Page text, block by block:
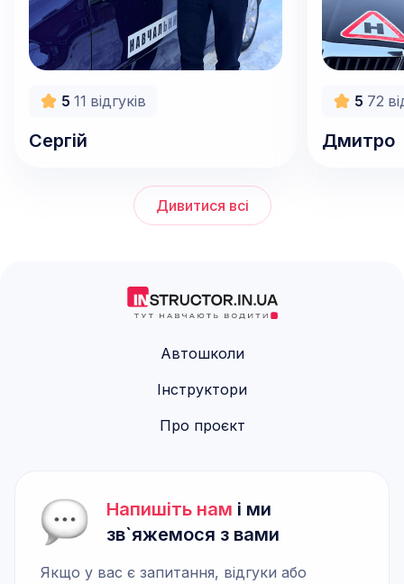
5 11 відгуків
Сергій
5 72
Дмитро
Дивитися всі
Автошколи
Інструктори
Про проєкт
Напишіть нам і ми
зв`яжемося з вами
Якщо у вас є запитання, відгуки або